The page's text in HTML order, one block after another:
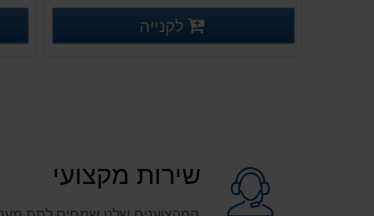
פרטים נוספים
לקנייה
שירות מקצועי